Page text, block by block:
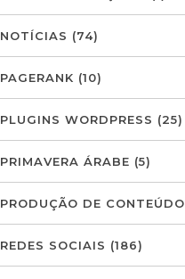
NOTÍCIAS (74)
PAGERANK (10)
PLUGINS WORDPRESS (25)
PRIMAVERA ÁRABE (5)
PRODUÇÃO DE
REDES SOCIAIS (186)